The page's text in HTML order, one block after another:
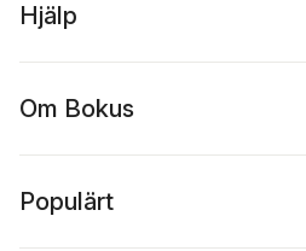
Hjälp
Om Bokus
Populärt